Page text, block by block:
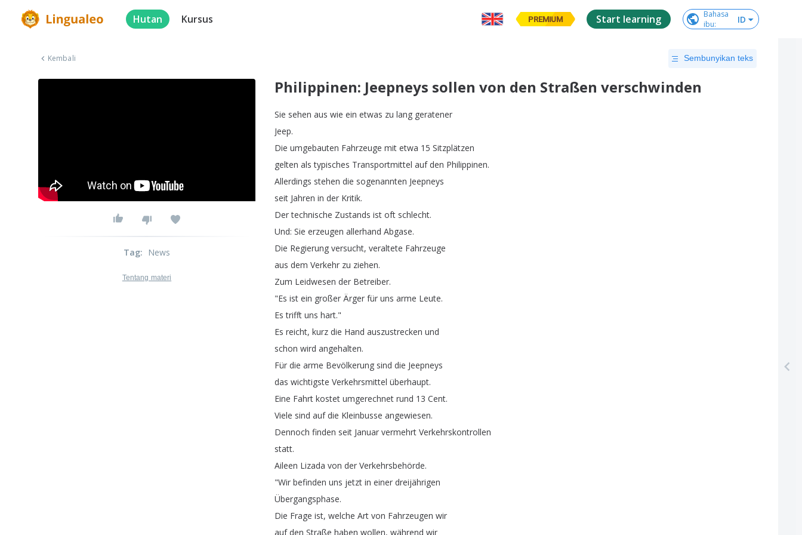
Hutan Kursus PREMIUM Start learning
Bahasa
ibu: ID
Kembali Sembunyikan teks
Philippinen: Jeepneys sollen von den Straßen verschwinden
Sie sehen aus wie ein etwas zu lang geratener
Jeep.
Die umgebauten Fahrzeuge mit etwa 15 Sitzplätzen
gelten als typisches Transportmittel auf den Philippinen.
Allerdings stehen die sogenannten Jeepneys
seit Jahren in der Kritik.
Der technische Zustands ist oft schlecht.
Und: Sie erzeugen allerhand Abgase.
Die Regierung versucht, veraltete Fahrzeuge
aus dem Verkehr zu ziehen.
Zum Leidwesen der Betreiber.
"Es ist ein großer Ärger für uns arme Leute.
Es trifft uns hart."
Es reicht, kurz die Hand auszustrecken und
schon wird angehalten.
Für die arme Bevölkerung sind die Jeepneys
das wichtigste Verkehrsmittel überhaupt.
Eine Fahrt kostet umgerechnet rund 13 Cent.
Viele sind auf die Kleinbusse angewiesen.
Dennoch finden seit Januar vermehrt Verkehrskontrollen
statt.
Aileen Lizada von der Verkehrsbehörde.
"Wir befinden uns jetzt in einer dreijährigen
Übergangsphase.
Die Frage ist, welche Art von Fahrzeugen wir
auf den Straße haben wollen, während wir
Tag: News
Tentang materi